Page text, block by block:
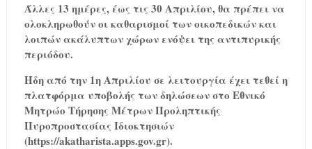
Άλλες 13 ημέρες, έως τις 30 Απριλίου, θα πρέπει να
ολοκληρωθούν οι καθαρισμοί των οικοπεδικών και
λοιπών ακάλυπτων χώρων ενόψει της αντιπυρικής
περιόδου.
Ήδη από την 1η Απριλίου σε λειτουργία έχει τεθεί η
πλατφόρμα υποβολής των δηλώσεων στο Εθνικό
Μητρώο Τήρησης Μέτρων Προληπτικής
Πυροπροστασίας Ιδιοκτησιών
(https://akatharista.apps.gov.gr).